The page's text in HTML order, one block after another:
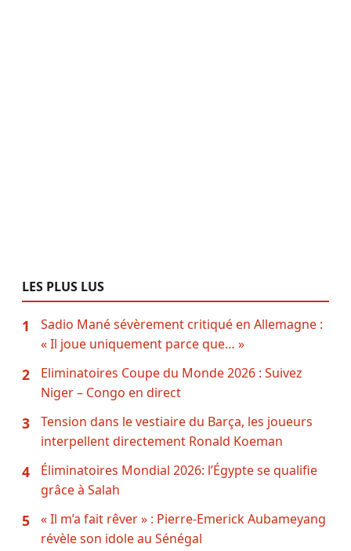
LES PLUS LUS
1
Sadio Mané sévèrement critiqué en Allemagne :
« Il joue uniquement parce que… »
2
Eliminatoires Coupe du Monde 2026 : Suivez
Niger – Congo en direct
3
Tension dans le vestiaire du Barça, les joueurs
interpellent directement Ronald Koeman
4
Éliminatoires Mondial 2026: l’Égypte se qualifie
grâce à Salah
5
« Il m’a fait rêver » : Pierre-Emerick Aubameyang
révèle son idole au Sénégal